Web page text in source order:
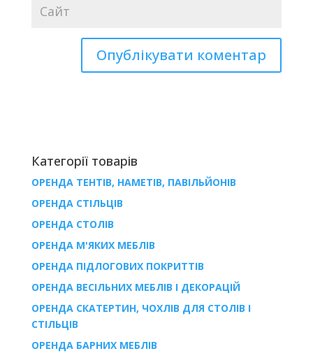
Категорії товарів
ОРЕНДА ТЕНТІВ, НАМЕТІВ, ПАВІЛЬЙОНІВ
ОРЕНДА СТІЛЬЦІВ
ОРЕНДА СТОЛІВ
ОРЕНДА М'ЯКИХ МЕБЛІВ
ОРЕНДА ПІДЛОГОВИХ ПОКРИТТІВ
ОРЕНДА ВЕСІЛЬНИХ МЕБЛІВ І ДЕКОРАЦІЙ
ОРЕНДА СКАТЕРТИН, ЧОХЛІВ ДЛЯ СТОЛІВ І
СТІЛЬЦІВ
ОРЕНДА БАРНИХ МЕБЛІВ